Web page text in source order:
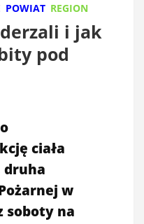
POWIAT REGION
i jak
pod
ciała
druha
w
soboty na